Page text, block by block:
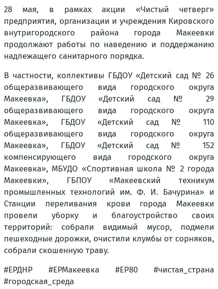
28 мая, в рамках акции «Чистый четверг»
предприятия, организации и учреждения Кировского
внутригородского района города Макеевки
продолжают работы по наведению и поддержанию
надлежащего санитарного порядка.
В частности, коллективы ГБДОУ «Детский сад № 26
общеразвивающего вида городского округа
Макеевка», ГБДОУ «Детский сад № 29
общеразвивающего вида городского округа
Макеевка», ГБДОУ «Детский сад № 110
общеразвивающего вида городского округа
Макеевка», ГБДОУ «Детский сад № 152
компенсирующего вида городского округа
Макеевка», МБУДО «Спортивная школа № 2 города
Макеевки», ГБПОУ «Макеевский техникум
промышленных технологий им. Ф. И. Бачурина» и
Станции переливания крови города Макеевки
провели уборку и благоустройство своих
территорий: собрали видимый мусор, подмели
пешеходные дорожки, очистили клумбы от сорняков,
собрали скошенную траву.
#ЕРДНР #ЕРМакеевка #ЕР80 #чистая_страна
#городская_среда